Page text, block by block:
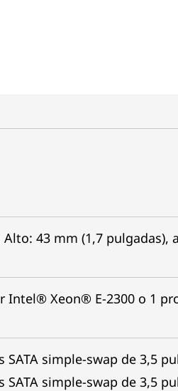
43 mm (1,7 pulgadas),
Intel® Xeon® E-2300 o 1
SATA simple-swap de 3,5
SATA simple-swap de 3,5